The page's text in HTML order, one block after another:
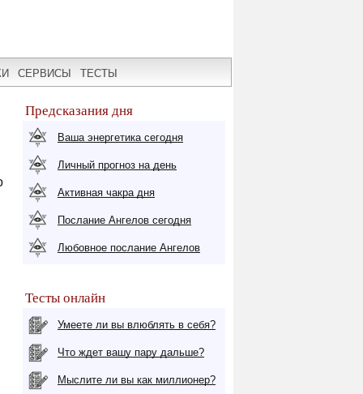
СЕРВИСЫ ТЕСТЫ
Предсказания дня
Ваша энергетика сегодня
Личный прогноз на день
Активная чакра дня
Послание Ангелов сегодня
Любовное послание Ангелов
Тесты онлайн
Умеете ли вы влюблять в себя?
Что ждет вашу пару дальше?
Мыслите ли вы как миллионер?